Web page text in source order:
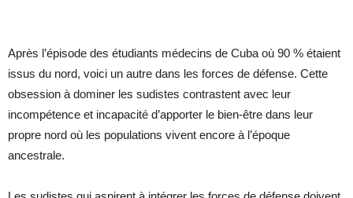
Après l’épisode des étudiants médecins de Cuba où 90 % étaient
issus du nord, voici un autre dans les forces de défense. Cette
obsession à dominer les sudistes contrastent avec leur
incompétence et incapacité d’apporter le bien-être dans leur
propre nord où les populations vivent encore à l’époque
ancestrale.